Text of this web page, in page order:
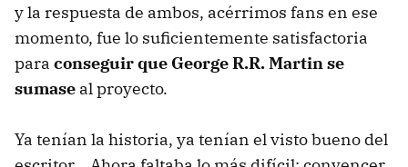
y la respuesta de ambos, acérrimos fans en ese
momento, fue lo suficientemente satisfactoria
para conseguir que George R.R. Martin se
sumase al proyecto.
Ya tenían la historia, ya tenían el visto bueno del